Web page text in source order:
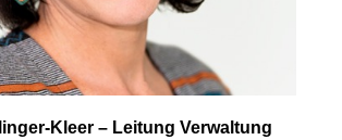
Kleer – Leitung Verwaltung